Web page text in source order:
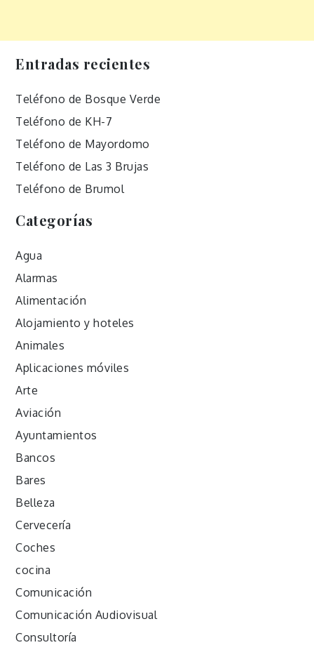
Entradas recientes
Teléfono de Bosque Verde
Teléfono de KH-7
Teléfono de Mayordomo
Teléfono de Las 3 Brujas
Teléfono de Brumol
Categorías
Agua
Alarmas
Alimentación
Alojamiento y hoteles
Animales
Aplicaciones móviles
Arte
Aviación
Ayuntamientos
Bancos
Bares
Belleza
Cervecería
Coches
cocina
Comunicación
Comunicación Audiovisual
Consultoría